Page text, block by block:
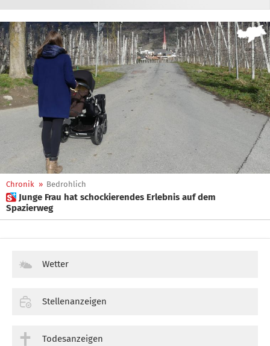
Chronik » Bedrohlich
 Junge Frau hat schockierendes Erlebnis auf dem
Spazierweg
Wetter
Stellenanzeigen
Todesanzeigen